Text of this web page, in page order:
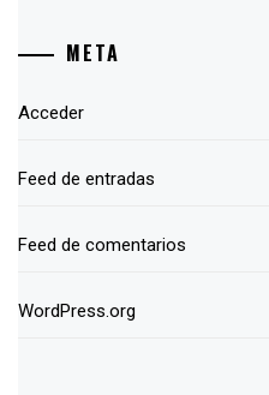
META
Acceder
Feed de entradas
Feed de comentarios
WordPress.org